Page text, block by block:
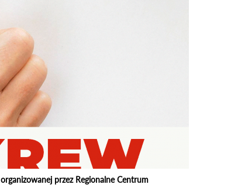
przez Regionalne Centrum